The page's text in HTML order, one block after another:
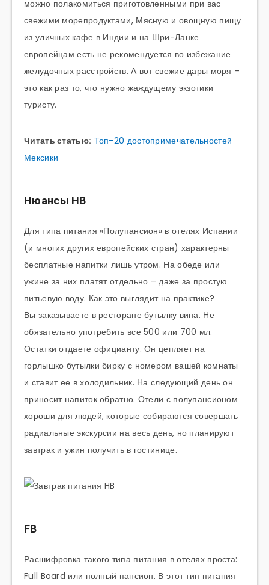
можно полакомиться приготовленными при вас
свежими морепродуктами, Мясную и овощную пищу
из уличных кафе в Индии и на Шри-Ланке
европейцам есть не рекомендуется во избежание
желудочных расстройств. А вот свежие дары моря –
это как раз то, что нужно жаждущему экзотики
туристу.
Читать статью: Топ-20 достопримечательностей
Мексики
Нюансы НВ
Для типа питания «Полупансион» в отелях Испании
(и многих других европейских стран) характерны
бесплатные напитки лишь утром. На обеде или
ужине за них платят отдельно – даже за простую
питьевую воду. Как это выглядит на практике?
Вы заказываете в ресторане бутылку вина. Не
обязательно употребить все 500 или 700 мл.
Остатки отдаете официанту. Он цепляет на
горлышко бутылки бирку с номером вашей комнаты
и ставит ее в холодильник. На следующий день он
приносит напиток обратно. Отели с полупансионом
хороши для людей, которые собираются совершать
радиальные экскурсии на весь день, но планируют
завтрак и ужин получить в гостинице.
FB
Расшифровка такого типа питания в отелях проста:
Full Board или полный пансион. В этот тип питания